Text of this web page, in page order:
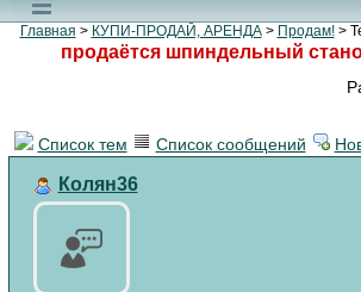
Главная > КУПИ-ПРОДАЙ, АРЕНДА> Продам!>
продаётся шпиндельный
Список тем Список сообщений
Колян36